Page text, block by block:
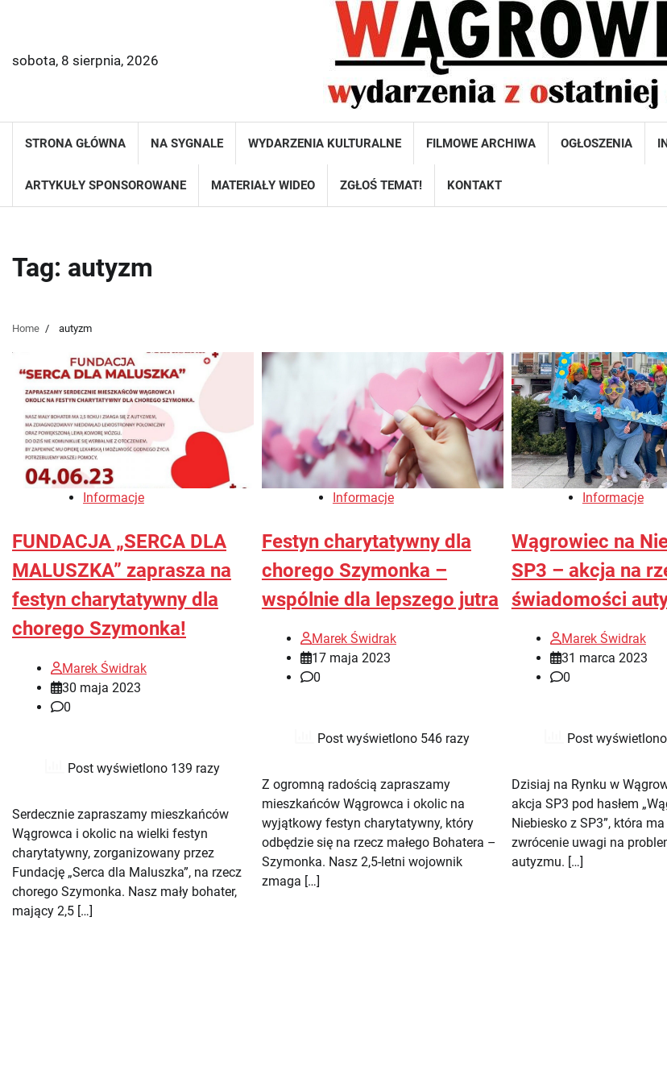
sobota, 8 sierpnia, 2026
STRONA GŁÓWNA NA SYGNALE WYDARZENIA KULTURALNE FILMOWE ARCHIWA OGŁOSZENIA
ARTYKUŁY SPONSOROWANE MATERIAŁY WIDEO ZGŁOŚ TEMAT! KONTAKT
Tag: autyzm
Home autyzm
Informacje
FUNDACJA „SERCA DLA
MALUSZKA” zaprasza na
festyn charytatywny dla
chorego Szymonka!
Marek Świdrak
30 maja 2023
0
Post wyświetlono 139 razy
Serdecznie zapraszamy mieszkańców
Wągrowca i okolic na wielki festyn
charytatywny, zorganizowany przez
Fundację „Serca dla Maluszka”, na rzecz
chorego Szymonka. Nasz mały bohater,
mający 2,5 […]
Informacje
Festyn charytatywny dla
chorego Szymonka –
wspólnie dla lepszego jutra
Marek Świdrak
17 maja 2023
0
Post wyświetlono 546 razy
Z ogromną radością zapraszamy
mieszkańców Wągrowca i okolic na
wyjątkowy festyn charytatywny, który
odbędzie się na rzecz małego Bohatera –
Szymonka. Nasz 2,5-letni wojownik
zmaga […]
Informacje
Wągrowiec na
SP3 – akcja na
świadomości
Marek Świdrak
31 marca 2023
0
Post
Dzisiaj na Rynku w
akcja SP3 pod hasłem
Niebiesko z SP3”, która
zwrócenie uwagi na
autyzmu. […]